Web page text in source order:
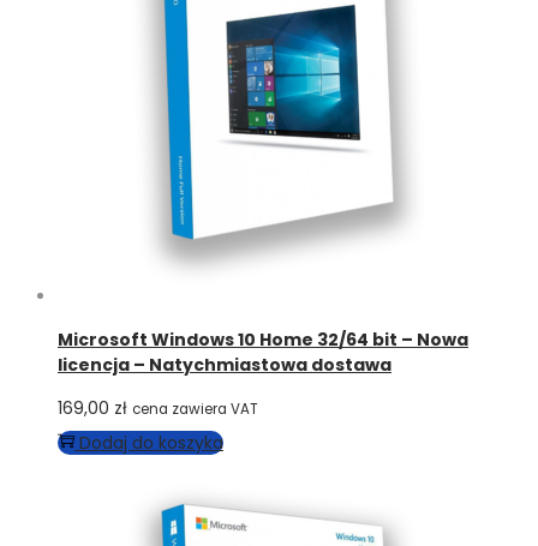
Microsoft Windows 10 Home 32/64 bit – Nowa
licencja – Natychmiastowa dostawa
169,00 zł cena zawiera VAT
Dodaj do koszyka